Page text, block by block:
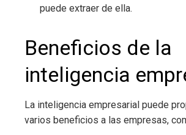
puede extraer de ella.
Beneficios de la
inteligencia
La inteligencia empresarial puede
varios beneficios a las empresas,